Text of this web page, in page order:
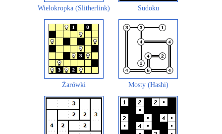
Wielokropka (Slitherlink) Sudoku
Żarówki Mosty (Hashi)